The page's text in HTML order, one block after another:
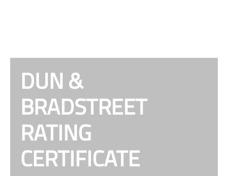
DUN &
BRADSTREET
RATING
CERTIFICATE